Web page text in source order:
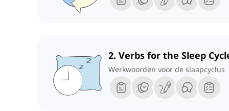
2. Verbs for the Sleep
Werkwoorden voor de slaapcyclus